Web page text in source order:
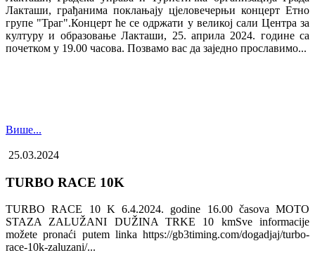
Лакташи, грађанима поклањају цјеловечерњи концерт Етно
групе "Траг".Концерт ће се одржати у великој сали Центра за
културу и образовање Лакташи, 25. априла 2024. године са
почетком у 19.00 часова. Позвамо вас да заједно прославимо...
Више...
25.03.2024
TURBO RACE 10K
TURBO RACE 10 K 6.4.2024. godine 16.00 časova MOTO
STAZA ZALUŽANI DUŽINA TRKE 10 kmSve informacije
možete pronaći putem linka https://gb3timing.com/dogadjaj/turbo-
race-10k-zaluzani/...